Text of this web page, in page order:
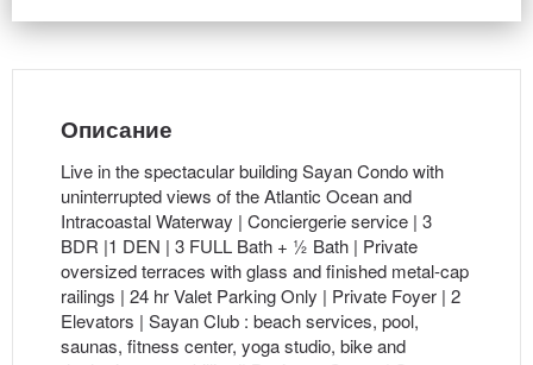
Описание
Live in the spectacular building Sayan Condo with
uninterrupted views of the Atlantic Ocean and
Intracoastal Waterway | Conciergerie service | 3
BDR |1 DEN | 3 FULL Bath + ½ Bath | Private
oversized terraces with glass and finished metal-cap
railings | 24 hr Valet Parking Only | Private Foyer | 2
Elevators | Sayan Club : beach services, pool,
saunas, fitness center, yoga studio, bike and